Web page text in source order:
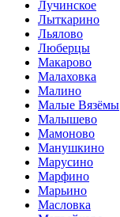
Лучинское
Лыткарино
Льялово
Люберцы
Макарово
Малаховка
Малино
Малые Вязёмы
Малышево
Мамоново
Манушкино
Марусино
Марфино
Марьино
Масловка